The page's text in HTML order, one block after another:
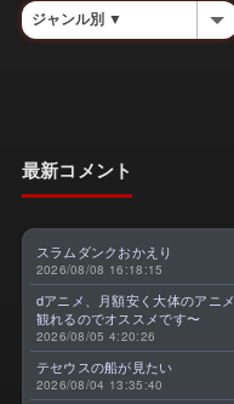
最新コメント
スラムダンクおかえり
2026/08/08 16:18:15
dアニメ、月額安く大体のアニメ
観れるのでオススメです〜
2026/08/05 4:20:26
テセウスの船が見たい
2026/08/04 13:35:40